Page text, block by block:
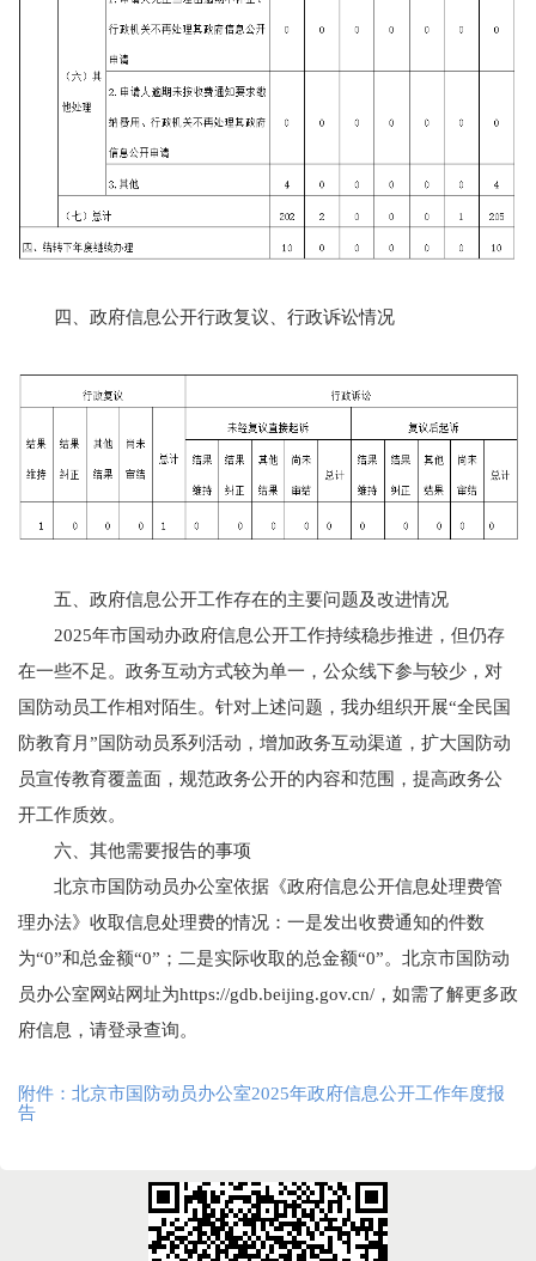
四、政府信息公开行政复议、行政诉讼情况
五、政府信息公开工作存在的主要问题及改进情况
2025年市国动办政府信息公开工作持续稳步推进，但仍存
在一些不足。政务互动方式较为单一，公众线下参与较少，对
国防动员工作相对陌生。针对上述问题，我办组织开展“全民国
防教育月”国防动员系列活动，增加政务互动渠道，扩大国防动
员宣传教育覆盖面，规范政务公开的内容和范围，提高政务公
开工作质效。
六、其他需要报告的事项
北京市国防动员办公室依据《政府信息公开信息处理费管
理办法》收取信息处理费的情况：一是发出收费通知的件数
为“0”和总金额“0”；二是实际收取的总金额“0”。北京市国防动
员办公室网站网址为https://gdb.beijing.gov.cn/，如需了解更多政
府信息，请登录查询。
附件： 北京市国防动员办公室2025年政府信息公开工作年度报
告